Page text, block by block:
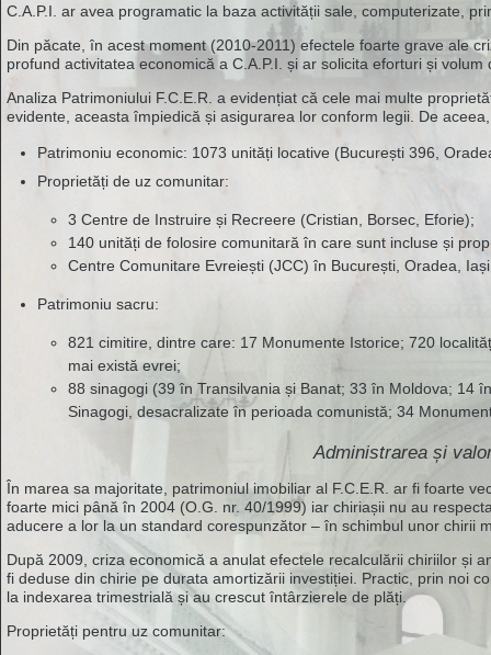
C.A.P.I. ar avea programatic la baza activității sale, computerizate,
Din păcate, în acest moment (2010-2011) efectele foarte grave ale
profund activitatea economică a C.A.P.I. și ar solicita eforturi și
Analiza Patrimoniului F.C.E.R. a evidențiat că cele mai multe
evidente, aceasta împiedică și asigurarea lor conform legii. De
Patrimoniu economic: 1073 unități locative (București 396,
Proprietăți de uz comunitar:
3 Centre de Instruire și Recreere (Cristian, Borsec, Eforie);
140 unități de folosire comunitară în care sunt incluse și
Centre Comunitare Evreiești (JCC) în București, Oradea,
Patrimoniu sacru:
821 cimitire, dintre care: 17 Monumente Istorice; 720
mai există evrei;
88 sinagogi (39 în Transilvania și Banat; 33 în Moldova; 14
Sinagogi, desacralizate în perioada comunistă; 34
Administrarea și
În marea sa majoritate, patrimoniul imobiliar al F.C.E.R. ar fi foarte
foarte mici până în 2004 (O.G. nr. 40/1999) iar chiriașii nu au
aducere a lor la un standard corespunzător – în schimbul unor chirii
După 2009, criza economică a anulat efectele recalculării chiriilor și
fi deduse din chirie pe durata amortizării investiției. Practic, prin noi
la indexarea trimestrială și au crescut întârzierele de plăți.
Proprietăți pentru uz comunitar: